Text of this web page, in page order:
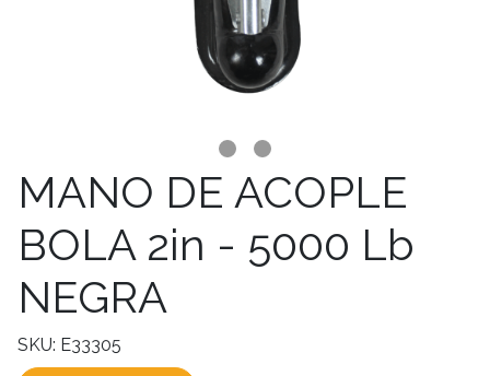
MANO DE ACOPLE
BOLA 2in - 5000 Lb
NEGRA
SKU: E33305